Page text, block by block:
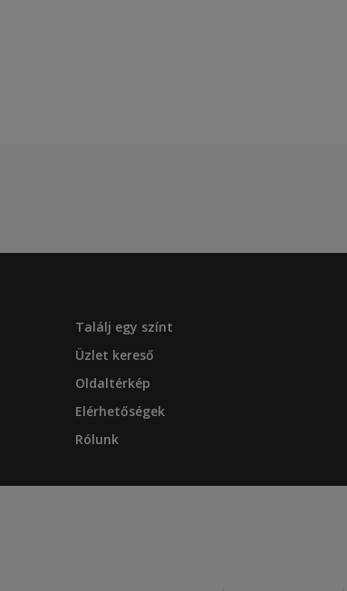
Találj egy színt
Üzlet kereső
Oldaltérkép
Elérhetőségek
Rólunk